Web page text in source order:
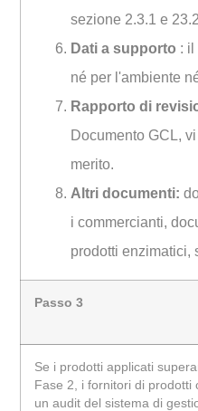
sezione 2.3.1 e
Dati a supporto : il
né per l'ambiente
Rapporto di
Documento GCL,
merito.
Altri documenti:
i commercianti,
prodotti enzimatici,
Passo 3
Se i prodotti applicati
Fase 2, i fornitori di prodotti
un audit del sistema di